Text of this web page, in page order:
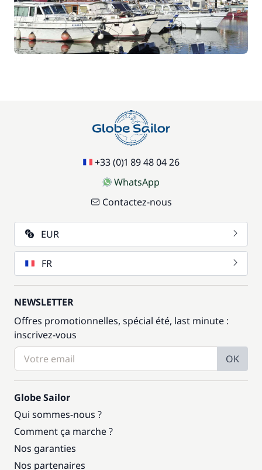
Location de vélo - Enfant 45,50 €
/ semaine
77,00 €
+33 (0)1 89 48 04 26
WhatsApp
Contactez-nous
EUR
FR
NEWSLETTER
Offres promotionnelles, spécial été, last minute :
inscrivez-vous
OK
Globe Sailor
Qui sommes-nous ?
Comment ça marche ?
Nos garanties
Nos partenaires